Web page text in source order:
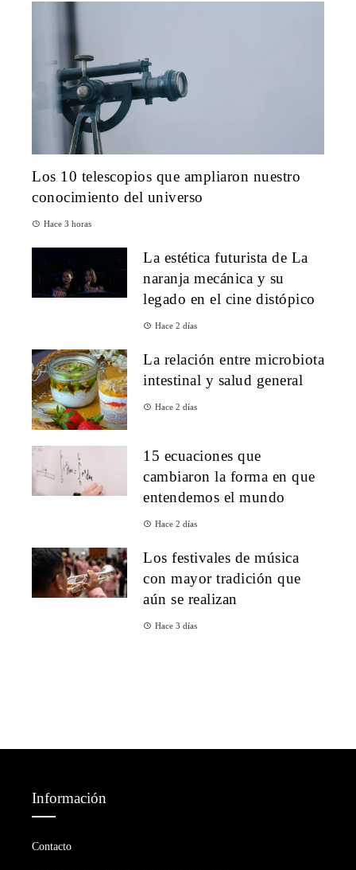
Los 10 telescopios que ampliaron nuestro
conocimiento del universo
Hace 3 horas
La estética futurista de La
naranja mecánica y su
legado en el cine distópico
Hace 2 días
La relación entre microbiota
intestinal y salud general
Hace 2 días
15 ecuaciones que
cambiaron la forma en que
entendemos el mundo
Hace 2 días
Los festivales de música
con mayor tradición que
aún se realizan
Hace 3 días
Información
Contacto